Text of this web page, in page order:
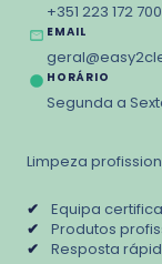
+351 223 172 700
EMAIL
HORÁRIO
Segunda a
Limpeza
✔
Equipa
✔
Produtos
✔
Resposta